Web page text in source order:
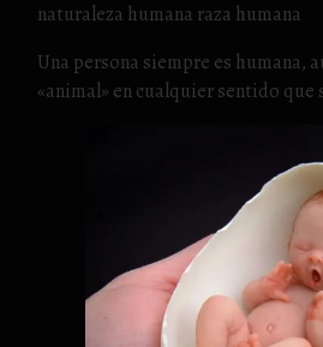
naturaleza humana raza humana
Una persona siempre es humana,
«animal» en cualquier sentido que